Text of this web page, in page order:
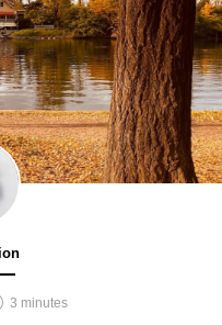
3 minutes